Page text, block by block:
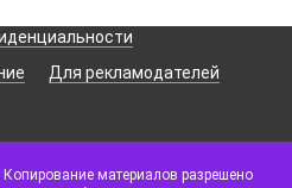
Для рекламодателей
материалов разрешено